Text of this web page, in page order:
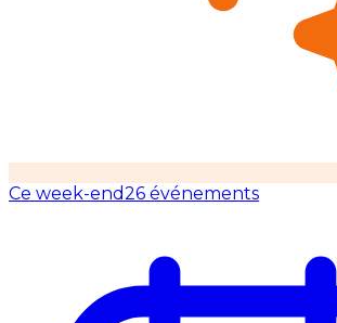
Ce week-end26 événements